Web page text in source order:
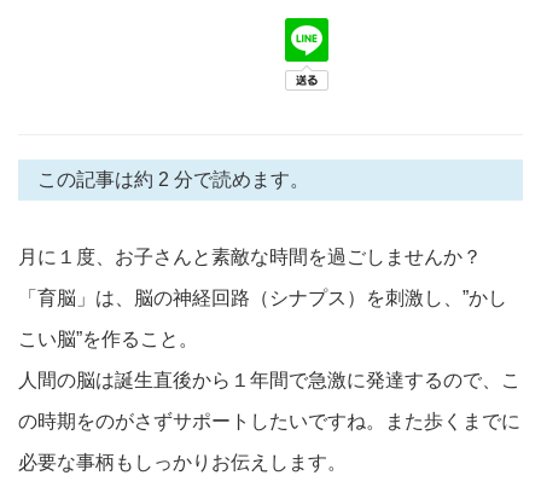
この記事は約 2 分で読めます。
月に１度、お子さんと素敵な時間を過ごしませんか？
「育脳」は、脳の神経回路（シナプス）を刺激し、”かし
こい脳”を作ること。
人間の脳は誕生直後から１年間で急激に発達するので、こ
の時期をのがさずサポートしたいですね。また歩くまでに
必要な事柄もしっかりお伝えします。